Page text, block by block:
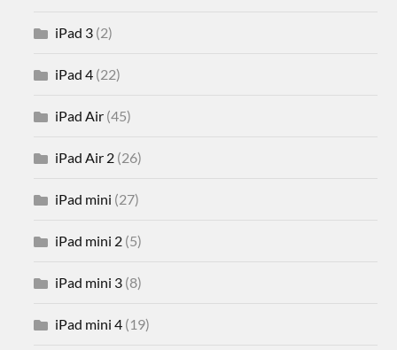
iPad 3 (2)
iPad 4 (22)
iPad Air (45)
iPad Air 2 (26)
iPad mini (27)
iPad mini 2 (5)
iPad mini 3 (8)
iPad mini 4 (19)